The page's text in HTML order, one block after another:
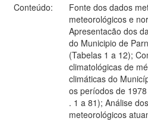
Conteúdo:
Fonte dos dados
meteorológicos e
Apresentacão dos
do Municipio de
(Tabelas 1 a 12);
climatológicas de
climáticas do
os períodos de
. 1 a 81); Análise
meteorológicos